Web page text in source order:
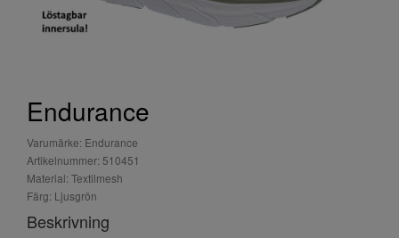
Endurance
Varumärke: Endurance
Artikelnummer: 510451
Material: Textilmesh
Färg: Ljusgrön
Beskrivning